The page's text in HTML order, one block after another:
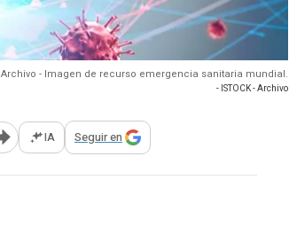
Archivo - Imagen de recurso emergencia sanitaria mundial.
- ISTOCK - Archivo
Abrir opciones para compartir
IA Seguir en